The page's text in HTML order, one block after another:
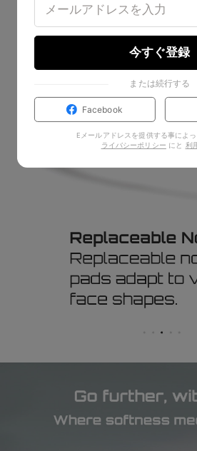
今すぐ登録
または続行する
Facebook
Eメールアドレスを提供する事によ
ライバシーポリシー にと 利